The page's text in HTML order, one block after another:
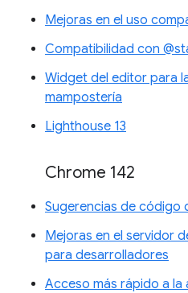
Mejoras en el uso
Compatibilidad con
Widget del editor para
mampostería
Lighthouse 13
Chrome 142
Sugerencias de código
Mejoras en el servidor
para desarrolladores
Acceso más rápido a la